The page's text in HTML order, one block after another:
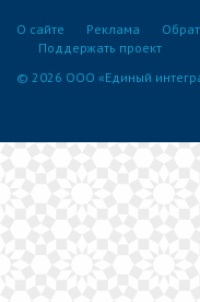
О сайте Реклама
Поддержать проект
© 2026 ООО «Единый